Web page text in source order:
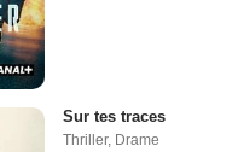
Sur tes traces
Thriller, Drame